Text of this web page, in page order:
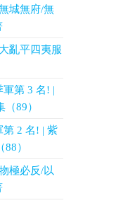
城無府/無
亂平四夷服
第 3 名! |
89）
2 名! | 紫
）
極必反/以